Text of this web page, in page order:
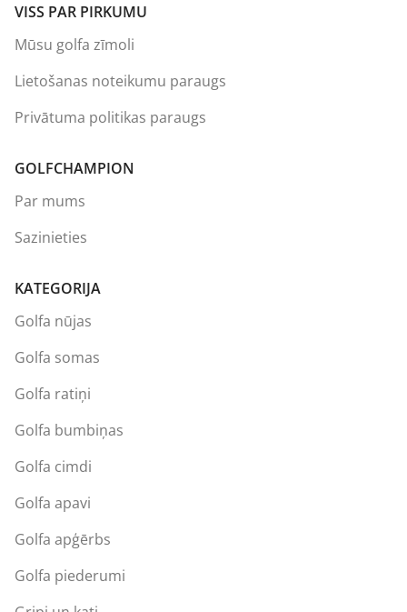
VISS PAR PIRKUMU
Mūsu golfa zīmoli
Lietošanas noteikumu paraugs
Privātuma politikas paraugs
GOLFCHAMPION
Par mums
Sazinieties
KATEGORIJA
Golfa nūjas
Golfa somas
Golfa ratiņi
Golfa bumbiņas
Golfa cimdi
Golfa apavi
Golfa apģērbs
Golfa piederumi